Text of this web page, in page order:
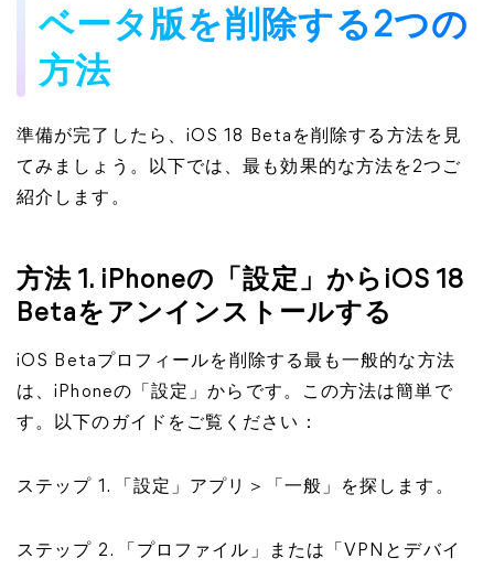
ベータ版を削除する2つの
方法
準備が完了したら、iOS 18 Betaを削除する方法を見
てみましょう。以下では、最も効果的な方法を2つご
紹介します。
方法 1. iPhoneの「設定」からiOS 18
Betaをアンインストールする
iOS Betaプロフィールを削除する最も一般的な方法
は、iPhoneの「設定」からです。この方法は簡単で
す。以下のガイドをご覧ください：
ステップ 1. 「設定」アプリ＞「一般」を探します。
ステップ 2. 「プロファイル」または「VPNとデバイ